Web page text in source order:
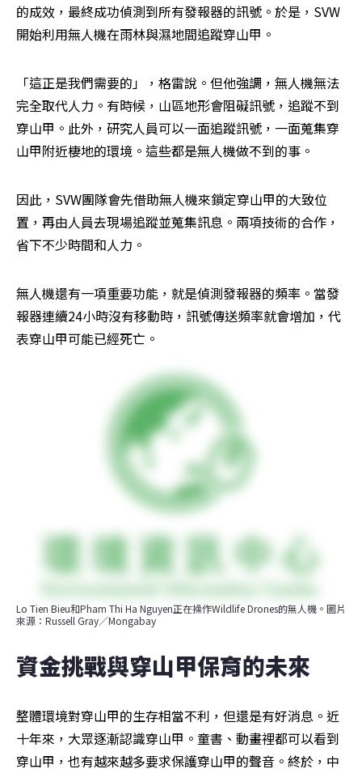
的成效，最終成功偵測到所有發報器的訊號。於是，SVW
開始利用無人機在雨林與濕地間追蹤穿山甲。
「這正是我們需要的」，格雷說。但他強調，無人機無法
完全取代人力。有時候，山區地形會阻礙訊號，追蹤不到
穿山甲。此外，研究人員可以一面追蹤訊號，一面蒐集穿
山甲附近棲地的環境。這些都是無人機做不到的事。
因此，SVW團隊會先借助無人機來鎖定穿山甲的大致位
置，再由人員去現場追蹤並蒐集訊息。兩項技術的合作，
省下不少時間和人力。
無人機還有一項重要功能，就是偵測發報器的頻率。當發
報器連續24小時沒有移動時，訊號傳送頻率就會增加，代
表穿山甲可能已經死亡。
Lo Tien Bieu和Pham Thi Ha Nguyen正在操作Wildlife Drones的無人機。圖片
來源：Russell Gray／Mongabay
資金挑戰與穿山甲保育的未來
整體環境對穿山甲的生存相當不利，但還是有好消息。近
十年來，大眾逐漸認識穿山甲。童書、動畫裡都可以看到
穿山甲，也有越來越多要求保護穿山甲的聲音。終於，中